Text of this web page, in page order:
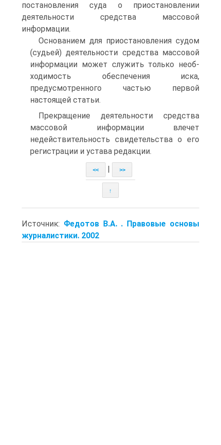
поста­новления суда о приостановлении
деятельности средства массо­вой
информации.
Основанием для приостановления судом
(судьей) деятельно­сти средства массовой
информации может служить только необ­
ходимость обеспечения иска,
предусмотренного частью первой
настоящей статьи.
Прекращение деятельности средства
массовой информации влечет
недействительность свидетельства о его
регистрации и устава редакции.
<< >>
↑
Источник: Федотов В.А. . Правовые основы
журналистики. 2002